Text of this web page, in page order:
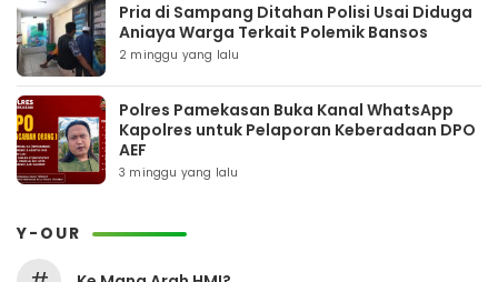
Pria di Sampang Ditahan Polisi Usai Diduga
Aniaya Warga Terkait Polemik Bansos
2 minggu yang lalu
Polres Pamekasan Buka Kanal WhatsApp
Kapolres untuk Pelaporan Keberadaan DPO
AEF
3 minggu yang lalu
Y-OUR